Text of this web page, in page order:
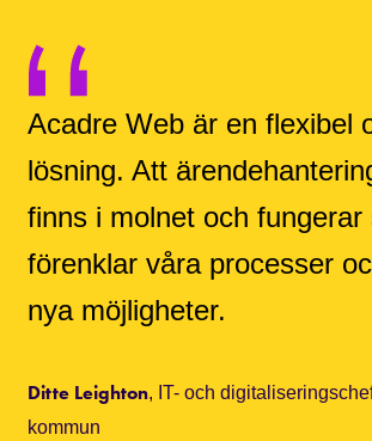
Acadre Web är en flexibel
lösning. Att
finns i molnet och fungerar
förenklar våra processer
nya möjligheter.
Ditte Leighton, IT- och
kommun